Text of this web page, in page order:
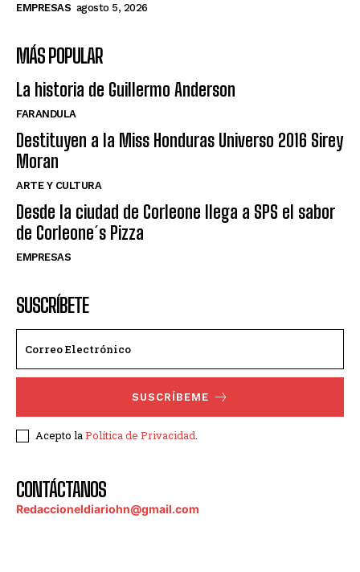
EMPRESAS agosto 5, 2026
MÁS POPULAR
La historia de Guillermo Anderson
FARANDULA
Destituyen a la Miss Honduras Universo 2016 Sirey
Moran
ARTE Y CULTURA
Desde la ciudad de Corleone llega a SPS el sabor
de Corleone´s Pizza
EMPRESAS
SUSCRÍBETE
SUSCRÍBEME
Acepto laPolítica de Privacidad.
CONTÁCTANOS
Redaccioneldiariohn@gmail.com